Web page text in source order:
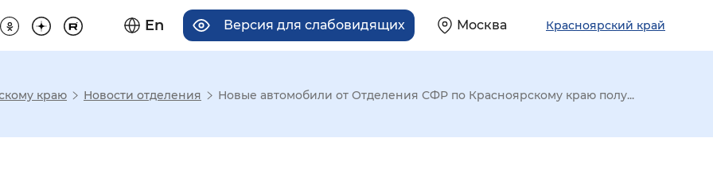
En Версия для слабовидящих Москва Красноярский край
отображения
краю Новости отделения Новые автомобили от Отделения СФР по Красноярскому краю полу...